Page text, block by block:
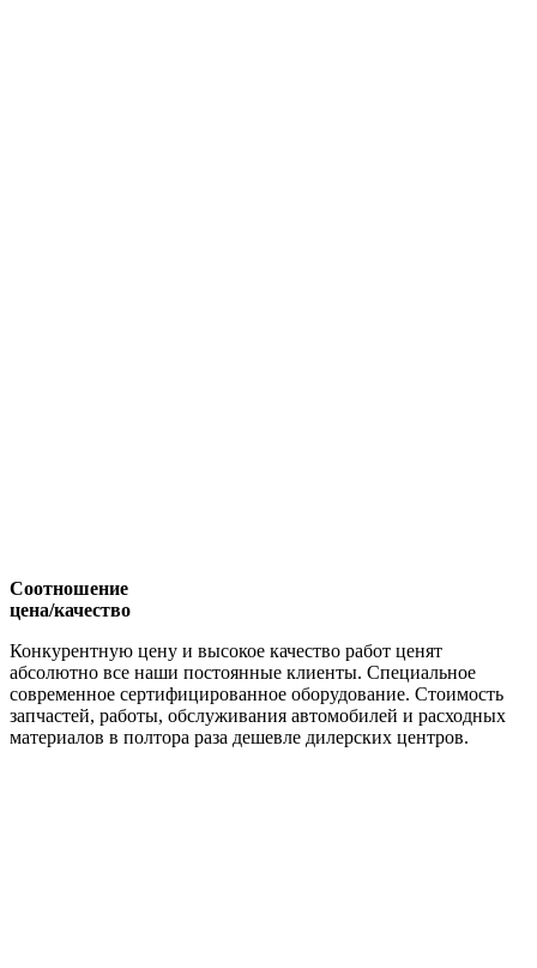
Соотношение
цена/качество
Конкурентную цену и высокое качество работ ценят
абсолютно все наши постоянные клиенты. Специальное
современное сертифицированное оборудование. Стоимость
запчастей, работы, обслуживания автомобилей и расходных
материалов в полтора раза дешевле дилерских центров.